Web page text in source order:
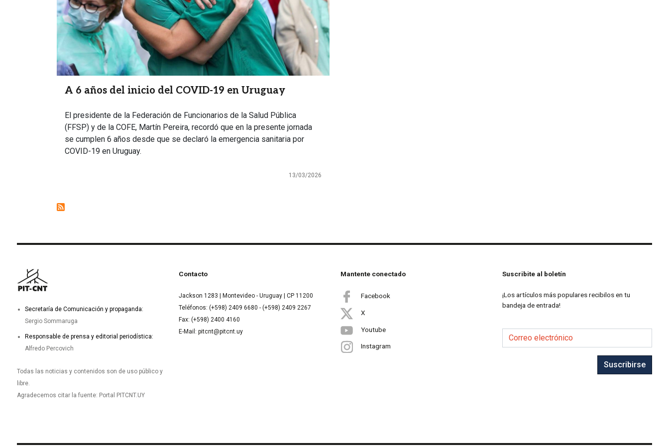
A 6 años del inicio del COVID-19 en Uruguay
El presidente de la Federación de Funcionarios de la Salud Pública
(FFSP) y de la COFE, Martín Pereira, recordó que en la presente jornada
se cumplen 6 años desde que se declaró la emergencia sanitaria por
COVID-19 en Uruguay.
13/03/2026
Secretaría de Comunicación y propaganda:
Sergio Sommaruga
Responsable de prensa y editorial periodística:
Alfredo Percovich
Todas las noticias y contenidos son de uso público y
libre.
Agradecemos citar la fuente: Portal PITCNT.UY
Contacto
Jackson 1283 | Montevideo - Uruguay | CP 11200
Teléfonos: (+598) 2409 6680 - (+598) 2409 2267
Fax: (+598) 2400 4160
E-Mail: pitcnt@pitcnt.uy
Mantente conectado
Facebook
X
Youtube
Instagram
Suscribite al boletín
¡Los artículos más populares recibilos en tu
bandeja de entrada!
Correo electrónico
Suscribirse